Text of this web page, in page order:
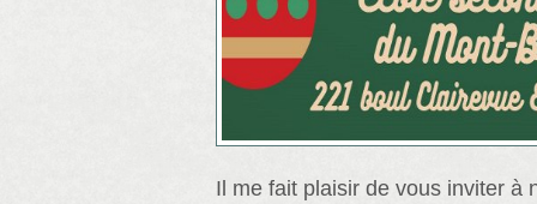
Il me fait plaisir de vous inviter à